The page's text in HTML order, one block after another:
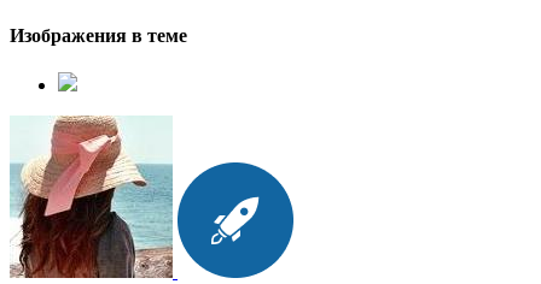
Изображения в теме